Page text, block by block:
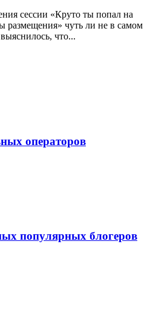
сессии «Круто ты попал на
размещения» чуть ли не в самом
что...
операторов
популярных блогеров